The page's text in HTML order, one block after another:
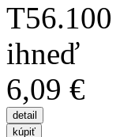
T56.100
ihneď
6,09 €